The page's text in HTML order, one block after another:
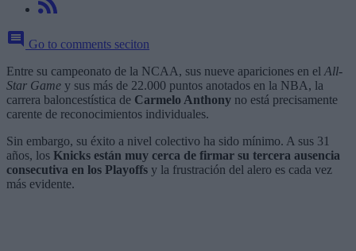
Go to comments seciton
Entre su campeonato de la NCAA, sus nueve apariciones en el All-
Star Game y sus más de 22.000 puntos anotados en la NBA, la
carrera baloncestística de Carmelo Anthony no está precisamente
carente de reconocimientos individuales.
Sin embargo, su éxito a nivel colectivo ha sido mínimo. A sus 31
años, los Knicks están muy cerca de firmar su tercera ausencia
consecutiva en los Playoffs y la frustración del alero es cada vez
más evidente.